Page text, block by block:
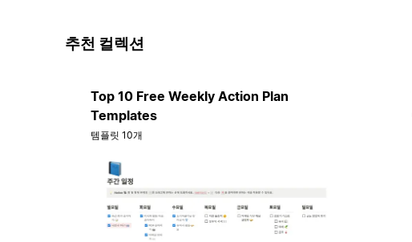
추천 컬렉션
Top 10 Free Weekly Action Plan
Templates
템플릿 10개